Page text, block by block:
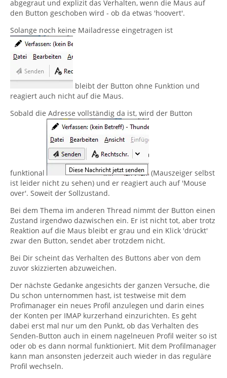
abgegraut und explizit das Verhalten, wenn die Maus auf
den Button geschoben wird - ob da etwas 'hoovert'.
Solange noch keine Mailadresse eingetragen ist
bleibt der Button ohne Funktion und
reagiert auch nicht auf die Maus.
Sobald die Adresse vollständig da ist, wird der Button
funktional
(Mauszeiger selbst
ist leider nicht zu sehen) und er reagiert auch auf 'Mouse
over'. Soweit der Sollzustand.
Bei dem Thema im anderen Thread nimmt der Button einen
Zustand irgendwo dazwischen ein. Er ist nicht tot, aber trotz
Reaktion auf die Maus bleibt er grau und ein Klick 'drückt'
zwar den Button, sendet aber trotzdem nicht.
Bei Dir scheint das Verhalten des Buttons aber von dem
zuvor skizzierten abzuweichen.
Der nächste Gedanke angesichts der ganzen Versuche, die
Du schon unternommen hast, ist testweise mit dem
Profimanager ein neues Profil anzulegen und darin eines
der Konten per IMAP kurzerhand einzurichten. Es geht
dabei erst mal nur um den Punkt, ob das Verhalten des
Senden-Button auch in einem nagelneuen Profil weiter so ist
oder ob es dann normal funktioniert. Mit dem Profilmanager
kann man ansonsten jederzeit auch wieder in das reguläre
Profil wechseln.